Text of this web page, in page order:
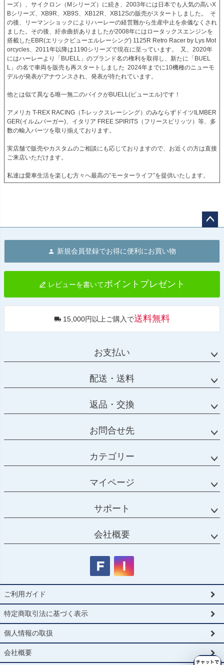
ーズ）、サイクロン（Mシリーズ）に続き、2003年には日本でも人気の高いX
Bシリーズ、XB9R、XB9S、XB12R、XB12Sの販売がスタートしました。  そ
の後、リーマンショックによりハーレーの経営難から生産中止を余儀なくされ
ました。その後、紆余曲折ありましたが2008年にはロータックスエンジンを
搭載したEBR(エリックビューエルレーシング) 1125R Retro Racer by Lys Mot
orcycles、2011年以降は1190シリーズで現在に至っています。  又、2020年
にはハーレーより「BUELL」のブランド名の権利を取得し、新たに「BUEL
L」の名で車両を販売も再スタートしました  2024年までに10機種のニューモ
デルが発表がアナウンスされ、発表が待たれています。
他とは似て異なる唯一無二のバイクがBUELL(ビューエル)です！
アメリカ T-REX RACING（T-レックスレーシング）のみならずドイツILMBER
GER(イルムバーガー)、イタリア FREE SPIRITS（フリースピリッツ）等、多
数の輸入パーツを取り揃えております。
実店舗で販売やカスタムのご相談にも応じておりますので、お近くの方は直接
ご来店いただけます。
私達は愛車生活を楽しむ方々へ最高の”モーターライフ”を提供いたします。
へ
新規会員登録でお得に便利にお買い物
レビューを書いてポイントプレゼント
15,000円以上ご購入で送料無料
お支払い
配送・送料
返品・交換
お問合せ先
カテゴリー
マイページ
サポート
会社概要
ご利用ガイド
特定商取引法に基づく表示
個人情報の取扱
会社概要